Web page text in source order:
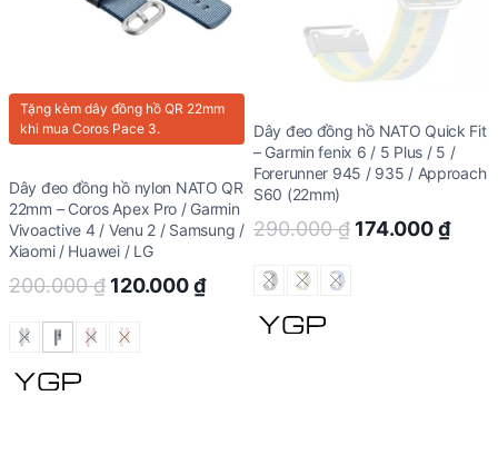
Tặng kèm dây đồng hồ QR 22mm
khi mua Coros Pace 3.
Dây đeo đồng hồ nylon NATO QR
22mm – Coros Apex Pro / Garmin
Vivoactive 4 / Venu 2 / Samsung /
Xiaomi / Huawei / LG
200.000₫ Original
was:
120.000₫Current
Dây đeo đồng hồ NATO Quick Fit
– Garmin fenix 6 / 5 Plus / 5 /
Forerunner 945 / 935 / Approach
S60 (22mm)
290.000₫ Original
174.000₫